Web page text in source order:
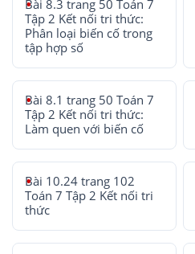
Bài 8.3 trang 50 Toán 7
Tập 2 Kết nối tri thức:
Phân loại biến cố trong
tập hợp số
Bài 8.1 trang 50 Toán 7
Tập 2 Kết nối tri thức:
Làm quen với biến cố
Bài 10.24 trang 102
Toán 7 Tập 2 Kết nối tri
thức